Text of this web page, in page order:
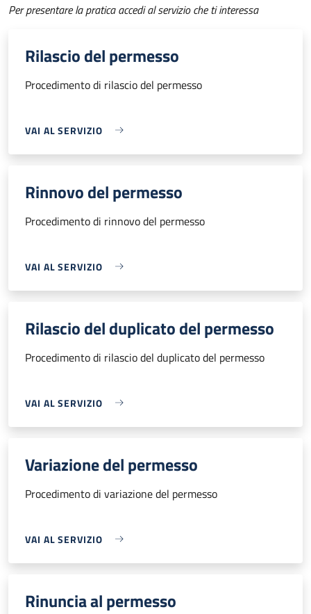
Per presentare la pratica accedi al servizio che ti interessa
Rilascio del permesso
Procedimento di rilascio del permesso
VAI AL SERVIZIO
Rinnovo del permesso
Procedimento di rinnovo del permesso
VAI AL SERVIZIO
Rilascio del duplicato del permesso
Procedimento di rilascio del duplicato del permesso
VAI AL SERVIZIO
Variazione del permesso
Procedimento di variazione del permesso
VAI AL SERVIZIO
Rinuncia al permesso